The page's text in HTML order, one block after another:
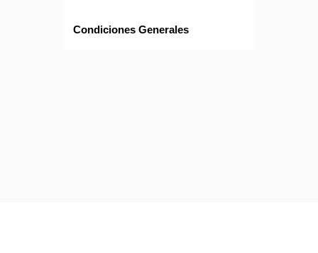
Condiciones Generales